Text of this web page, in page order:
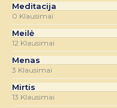
Meditacija
0 Klausimai
Meilė
12 Klausimai
Menas
3 Klausimai
Mirtis
13 Klausimai